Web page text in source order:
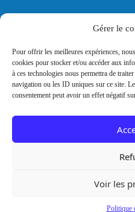
Gérer le
Pour offrir les meilleures expériences,
cookies pour stocker et/ou accéder aux
à ces technologies nous permettra de
navigation ou les ID uniques sur ce site.
consentement peut avoir un effet négatif
Voir les
Politique
FACEBOO
K
INSTAGRA
Remerciements